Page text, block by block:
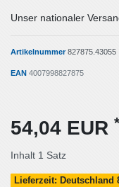
Unser nationaler
Artikelnummer827875.43055
EAN 4007998827875
54,04 EUR *
Inhalt 1 Satz
Lieferzeit: Deutschland